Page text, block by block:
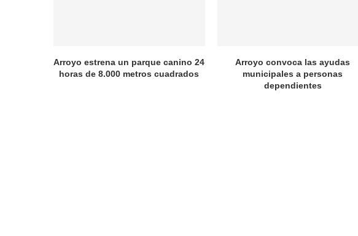
Arroyo estrena un parque canino 24
horas de 8.000 metros cuadrados
Arroyo convoca las ayudas
municipales a personas
dependientes